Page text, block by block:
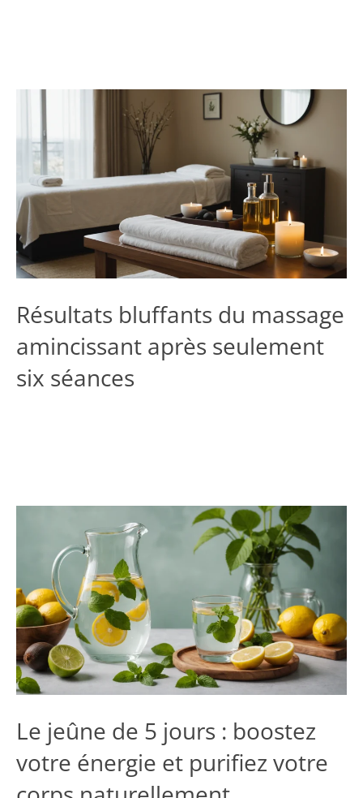
Résultats bluffants du massage
amincissant après seulement
six séances
Le jeûne de 5 jours : boostez
votre énergie et purifiez votre